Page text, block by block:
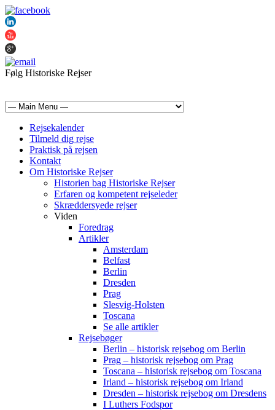
Følg Historiske Rejser
Rejsekalender
Tilmeld dig rejse
Praktisk på rejsen
Kontakt
Om Historiske Rejser
Historien bag Historiske Rejser
Erfaren og kompetent rejseleder
Skræddersyede rejser
Viden
Foredrag
Artikler
Amsterdam
Belfast
Berlin
Dresden
Prag
Slesvig-Holsten
Toscana
Se alle artikler
Rejsebøger
Berlin – historisk rejsebog om Berlin
Prag – historisk rejsebog om Prag
Toscana – historisk rejsebog om Toscana
Irland – historisk rejsebog om Irland
Dresden – historisk rejsebog om Dresdens
I Luthers Fodspor